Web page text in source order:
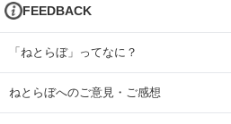
FEEDBACK
「ねとらぼ」ってなに？
ねとらぼへのご意見・ご感想